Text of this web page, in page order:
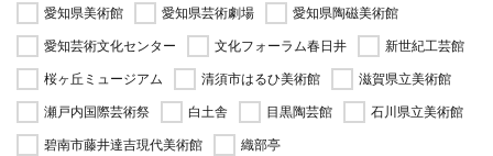
愛知県美術館
愛知県芸術劇場
愛知県陶磁美術館
愛知芸術文化センター
文化フォーラム春日井
新世紀工芸館
桜ヶ丘ミュージアム
清須市はるひ美術館
滋賀県立美術館
瀬戸内国際芸術祭
白土舎 目黒陶芸館
石川県立美術館
碧南市藤井達吉現代美術館
織部亭